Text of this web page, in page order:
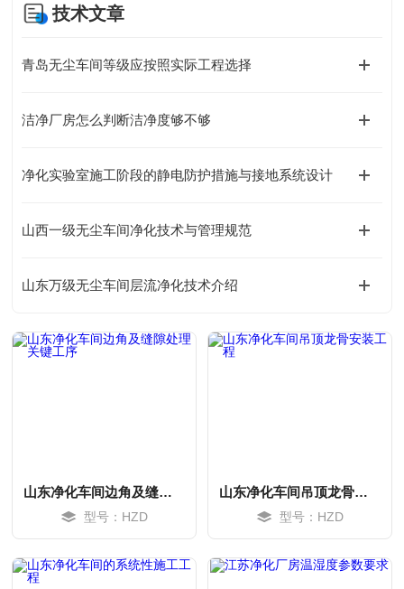
技术文章
青岛无尘车间等级应按照实际工程选择
洁净厂房怎么判断洁净度够不够
净化实验室施工阶段的静电防护措施与接地系统设计
山西一级无尘车间净化技术与管理规范
山东万级无尘车间层流净化技术介绍
山东净化车间边角及缝隙处理关键工序
型号：HZD
山东净化车间吊顶龙骨安装工程
型号：HZD